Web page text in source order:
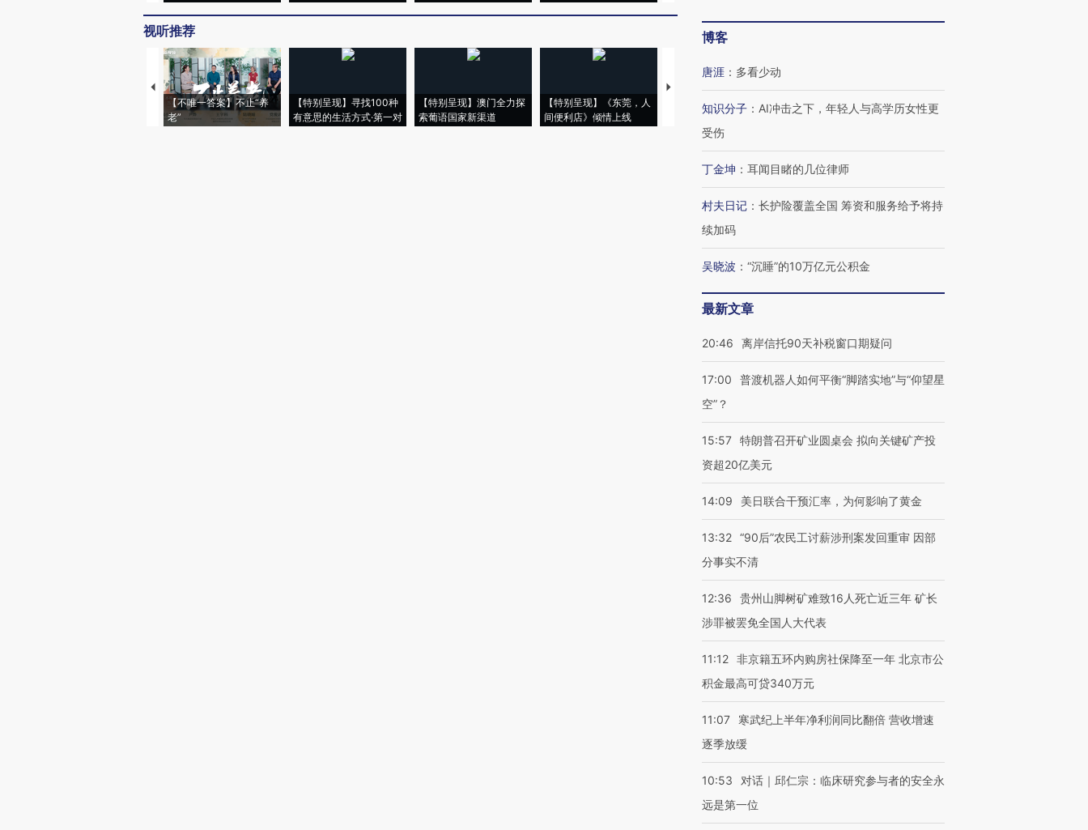
视听推荐
【不唯一答案】不止“养
老”
【特别呈现】寻找100种
有意思的生活方式·第一对
【特别呈现】澳门全力探
索葡语国家新渠道
【特别呈现】《东莞，人
间便利店》倾情上线
【推广】走进第四届链博
会，让数智科技“链”接产
【特别呈现】寻找100种
有意思的生活方式·第三对
【商旅对话】华住集团
CFO：不靠规模取胜，华
住三大增长引擎是什么？
博客
唐涯 ： 多看少动
知识分子 ： AI冲击之下，年轻人与高学历女性更
受伤
丁金坤 ： 耳闻目睹的几位律师
村夫日记 ： 长护险覆盖全国 筹资和服务给予将持
续加码
吴晓波 ： “沉睡”的10万亿元公积金
最新文章
20:46 离岸信托90天补税窗口期疑问
17:00
普渡机器人如何平衡“脚踏实地”与“仰望星
空”？
15:57 特朗普召开矿业圆桌会 拟向关键矿产投
资超20亿美元
14:09 美日联合干预汇率，为何影响了黄金
13:32 “90后”农民工讨薪涉刑案发回重审 因部
分事实不清
12:36
贵州山脚树矿难致16人死亡近三年 矿长
涉罪被罢免全国人大代表
11:12 非京籍五环内购房社保降至一年 北京市公
积金最高可贷340万元
11:07
寒武纪上半年净利润同比翻倍 营收增速
逐季放缓
10:53
对话｜邱仁宗：临床研究参与者的安全永
远是第一位